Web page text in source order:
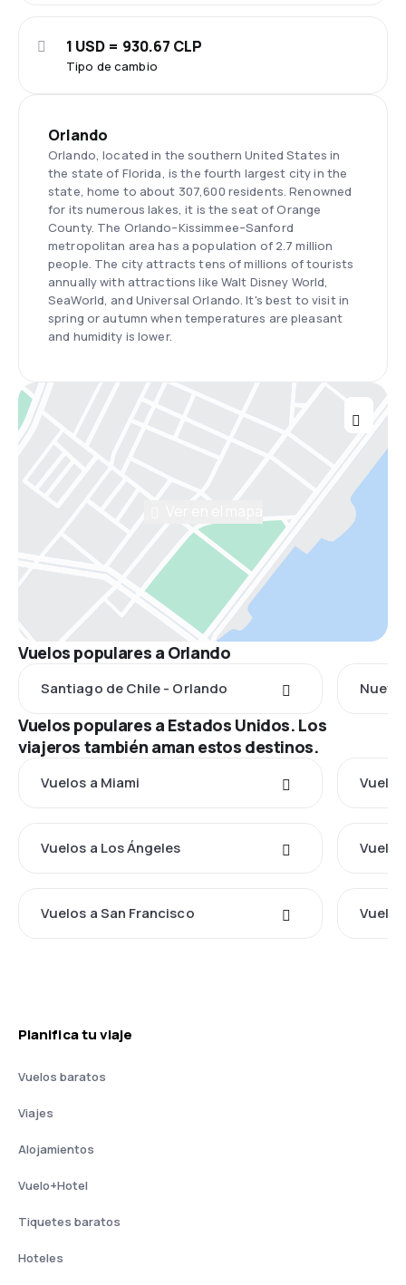
Tipo de cambio
1 USD = 930.67 CLP
Orlando
Orlando, located in the southern United States in
the state of Florida, is the fourth largest city in the
state, home to about 307,600 residents. Renowned
for its numerous lakes, it is the seat of Orange
County. The Orlando–Kissimmee–Sanford
metropolitan area has a population of 2.7 million
people. The city attracts tens of millions of tourists
annually with attractions like Walt Disney World,
SeaWorld, and Universal Orlando. It's best to visit in
spring or autumn when temperatures are pleasant
and humidity is lower.
Vuelos populares a Orlando
Santiago de Chile - Orlando
Vuelos populares a Estados Unidos. Los
viajeros también aman estos destinos.
Vuelos a Miami
Vuelos a Los Ángeles
Vuelos a San Francisco
Planifica tu viaje
Vuelos baratos
Viajes
Alojamientos
Vuelo+Hotel
Tiquetes baratos
Hoteles